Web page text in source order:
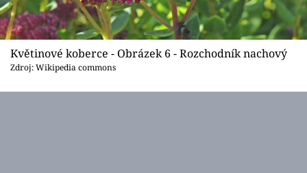
Květinové koberce - Obrázek 6 - Rozchodník nachový
Zdroj: Wikipedia commons